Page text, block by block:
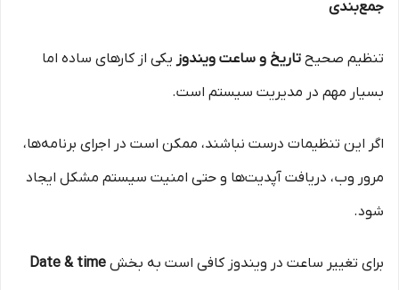
جمع‌بندی
تنظیم صحیح تاریخ و ساعت ویندوز یکی از کارهای ساده اما
بسیار مهم در مدیریت سیستم است.
اگر این تنظیمات درست نباشند، ممکن است در اجرای برنامه‌ها،
مرور وب، دریافت آپدیت‌ها و حتی امنیت سیستم مشکل ایجاد
شود.
برای تغییر ساعت در ویندوز کافی است به بخش Date & time